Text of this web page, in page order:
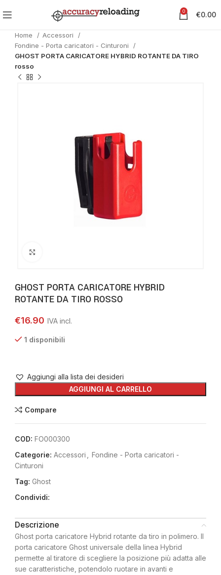
0 €0.00
Home
Accessori
Fondine - Porta caricatori - Cinturoni
GHOST PORTA CARICATORE HYBRID ROTANTE DA TIRO
rosso
GHOST PORTA CARICATORE HYBRID
ROTANTE DA TIRO ROSSO
€16.90
1 disponibili
AGGIUNGI AL CARRELLO
Aggiungi alla lista dei desideri
Compare
COD: FO000300
Categorie: Accessori
Fondine - Porta caricatori -
Cinturoni
Tag: Ghost
Condividi:
Descrizione
Ghost porta caricatore Hybrid rotante da tiro in polimero. Il
porta caricatore Ghost universale della linea Hybrid
permette al tiratore di scegliere la posizione più adatta alle
sue caratteristiche, potendolo ruotare in avanti e